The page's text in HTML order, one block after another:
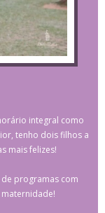
integral como
tenho dois filhos a
mais felizes!
programas com